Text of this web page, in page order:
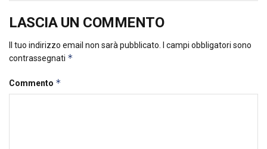
LASCIA UN COMMENTO
Il tuo indirizzo email non sarà pubblicato.
I campi obbligatori sono
contrassegnati *
Commento *